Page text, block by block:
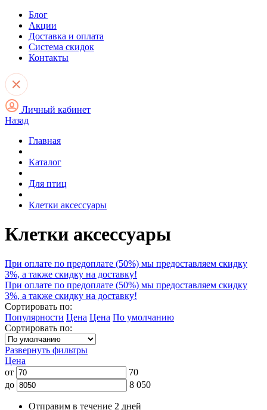
Блог
Акции
Доставка и оплата
Система скидок
Контакты
Личный кабинет
Назад
Главная
Каталог
Для птиц
Клетки аксессуары
Клетки аксессуары
При оплате по предоплате (50%) мы предоставляем скидку
3%, а также скидку на доставку!
При оплате по предоплате (50%) мы предоставляем скидку
3%, а также скидку на доставку!
Сортировать по:
Популярности Цена Цена По умолчанию
Сортировать по:
Развернуть фильтры
Цена
от
70
до
8 050
Отправим в течение 2 дней